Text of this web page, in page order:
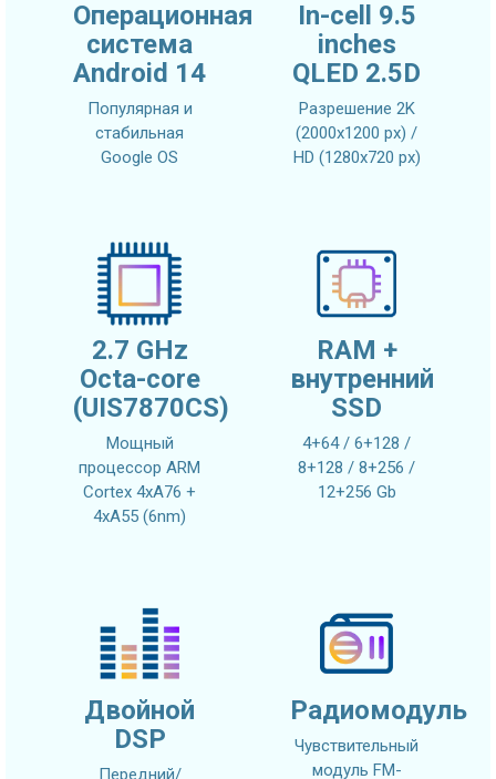
Операционная
система
Android 14
Популярная и
стабильная
Google OS
In-cell 9.5
inches
QLED 2.5D
Разрешение 2K
(2000x1200 px) /
HD (1280x720 px)
2.7 GHz
Octa-core
(UIS7870CS)
Мощный
процессор ARM
Cortex 4xA76 +
4xA55 (6nm)
RAM +
внутренний
SSD
4+64 / 6+128 /
8+128 / 8+256 /
12+256 Gb
Двойной
DSP
Передний/
Радиомодуль
Чувствительный
модуль FM-